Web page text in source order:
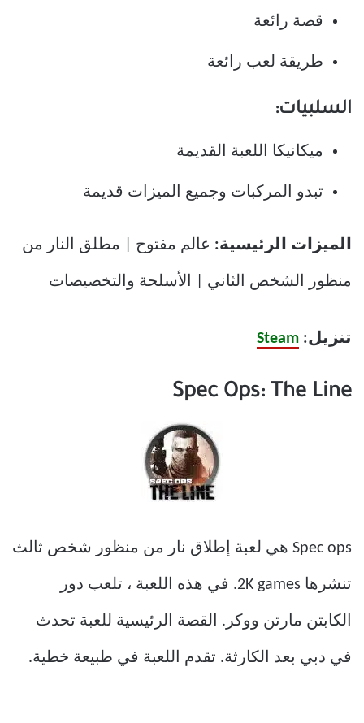
قصة رائعة
طريقة لعب رائعة
السلبيات:
ميكانيكا اللعبة القديمة
تبدو المركبات وجميع الميزات قديمة
الميزات الرئيسية: عالم مفتوح | مطلق النار من
منظور الشخص الثاني | الأسلحة والتخصيصات
تنزيل: Steam
Spec Ops: The Line
Spec ops هي لعبة إطلاق نار من منظور شخص ثالث
تنشرها 2K games. في هذه اللعبة ، تلعب دور
الكابتن مارتن ووكر. القصة الرئيسية للعبة تحدث
في دبي بعد الكارثة. تقدم اللعبة في طبيعة خطية.